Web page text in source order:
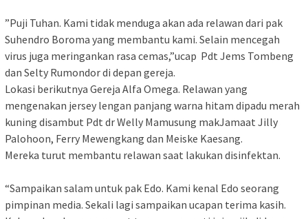
”Puji Tuhan. Kami tidak menduga akan ada relawan dari pak
Suhendro Boroma yang membantu kami. Selain mencegah
virus juga meringankan rasa cemas,”ucap Pdt Jems Tombeng
dan Selty Rumondor di depan gereja.
Lokasi berikutnya Gereja Alfa Omega. Relawan yang
mengenakan jersey lengan panjang warna hitam dipadu merah
kuning disambut Pdt dr Welly Mamusung makJamaat Jilly
Palohoon, Ferry Mewengkang dan Meiske Kaesang.
Mereka turut membantu relawan saat lakukan disinfektan.
“Sampaikan salam untuk pak Edo. Kami kenal Edo seorang
pimpinan media. Sekali lagi sampaikan ucapan terima kasih.